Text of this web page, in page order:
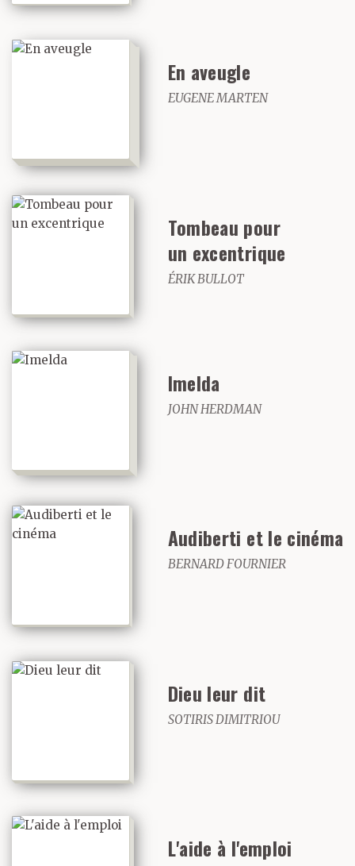
En aveugle
EUGENE MARTEN
Tombeau pour
un excentrique
ÉRIK BULLOT
Imelda
JOHN HERDMAN
Audiberti et le cinéma
BERNARD FOURNIER
Dieu leur dit
SOTIRIS DIMITRIOU
L'aide à l'emploi